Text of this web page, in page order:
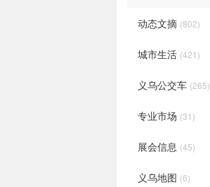
动态文摘 (802)
城市生活 (421)
义乌公交车 (265)
专业市场 (31)
展会信息 (45)
义乌地图 (6)